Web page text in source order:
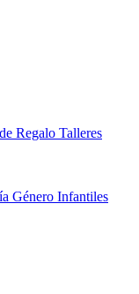
Regalo Talleres
Género Infantiles